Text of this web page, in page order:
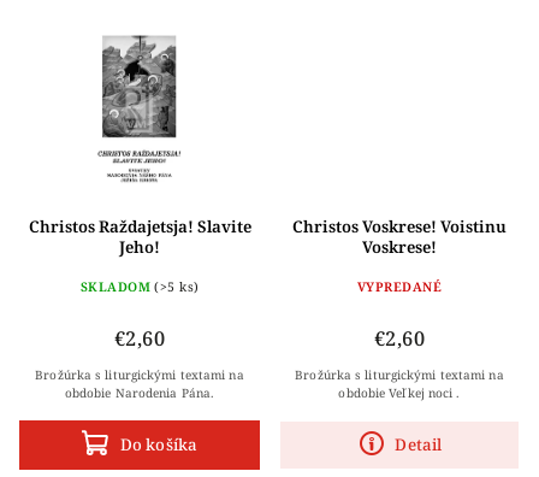
Christos Raždajetsja! Slavite
Jeho!
SKLADOM (>5 ks)
€2,60
Do košíka
Brožúrka s liturgickými textami na
obdobie Narodenia Pána.
Christos Voskrese! Voistinu
Voskrese!
VYPREDANÉ
€2,60
Detail
Brožúrka s liturgickými textami na
obdobie Veľkej noci .